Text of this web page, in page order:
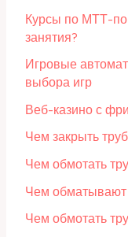
Курсы по МТТ-
занятия?
Игровые
выбора игр
Веб-казино с
Чем закрыть
Чем обмотать
Чем
Чем обмотать